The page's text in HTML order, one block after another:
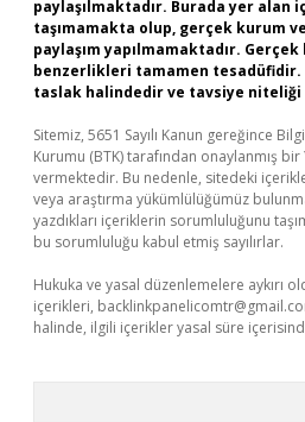
paylaşılmaktadır. Burada yer
taşımamakta olup, gerçek kurum
paylaşım yapılmamaktadır.
benzerlikleri tamamen
taslak halindedir ve tavsiye niteliği
Sitemiz, 5651 Sayılı Kanun gereğince
Kurumu (BTK) tarafından onaylanmış bir
vermektedir. Bu nedenle, sitedeki
veya araştırma yükümlülüğümüz
yazdıkları içeriklerin sorumluluğunu
bu sorumluluğu kabul etmiş sayılırlar.
Hukuka ve yasal düzenlemelere aykırı
içerikleri,
halinde, ilgili içerikler yasal süre